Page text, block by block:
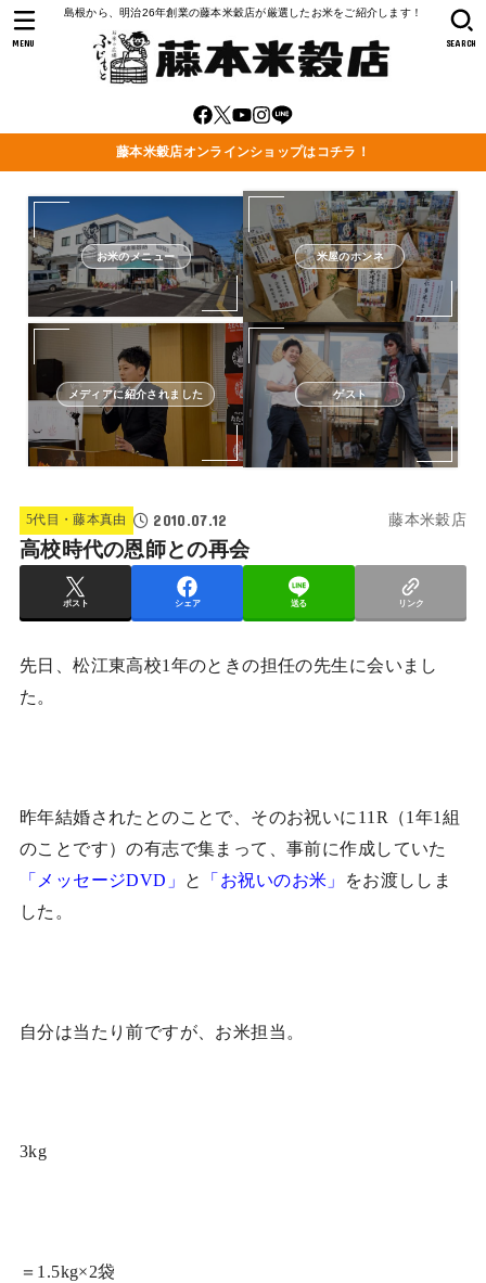
島根から、明治26年創業の藤本米穀店が厳選したお米をご紹介します！
SEARCH
MENU
藤本米穀店オンラインショップはコチラ！
お米のメニュー 米屋のホンネ
メディアに紹介されました ゲスト
5代目・藤本真由 2010.07.12 藤本米穀店
高校時代の恩師との再会
ポスト シェア 送る リンク
先日、松江東高校1年のときの担任の先生に会いまし
た。
昨年結婚されたとのことで、そのお祝いに11R（1年1組
のことです）の有志で集まって、事前に作成していた
「メッセージDVD」 と 「お祝いのお米」
をお渡ししま
した。
自分は当たり前ですが、お米担当。
3kg
＝1.5kg×2袋